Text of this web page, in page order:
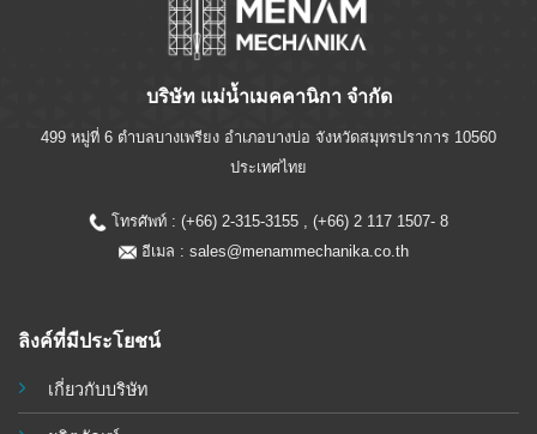
บริษัท แม่น้ำเมคคานิกา จำกัด
499 หมู่ที่ 6 ตำบลบางเพรียง อำเภอบางบ่อ จังหวัดสมุทรปราการ 10560
ประเทศไทย
โทรศัพท์ : (+66) 2-315-3155 , (+66) 2 117 1507- 8
อีเมล : sales@menammechanika.co.th
ลิงค์ที่มีประโยชน์
เกี่ยวกับบริษัท